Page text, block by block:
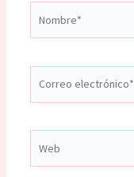
electrónico*